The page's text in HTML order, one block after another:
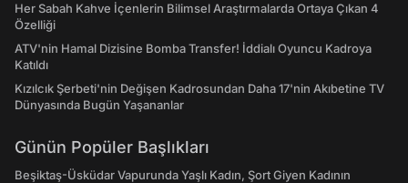
Her Sabah Kahve İçenlerin Bilimsel Araştırmalarda Ortaya Çıkan 4
Özelliği
ATV'nin Hamal Dizisine Bomba Transfer! İddialı Oyuncu Kadroya
Katıldı
Kızılcık Şerbeti'nin Değişen Kadrosundan Daha 17'nin Akıbetine TV
Dünyasında Bugün Yaşananlar
Günün Popüler Başlıkları
Beşiktaş-Üsküdar Vapurunda Yaşlı Kadın, Şort Giyen Kadının